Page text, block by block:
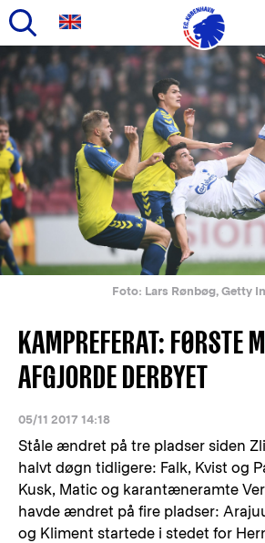
Gå
til
hovedindhold
Primær
navigation
Foto: Lars Rønbøg, Getty
KAMPREFERAT: FØRSTE
AFGJORDE DERBYET
05/11 2017 14:18
Ståle ændret på tre pladser siden
halvt døgn tidligere: Falk, Kvist og
Kusk, Matic og karantæneramte
havde ændret på fire pladser:
og Kliment startede i stedet for